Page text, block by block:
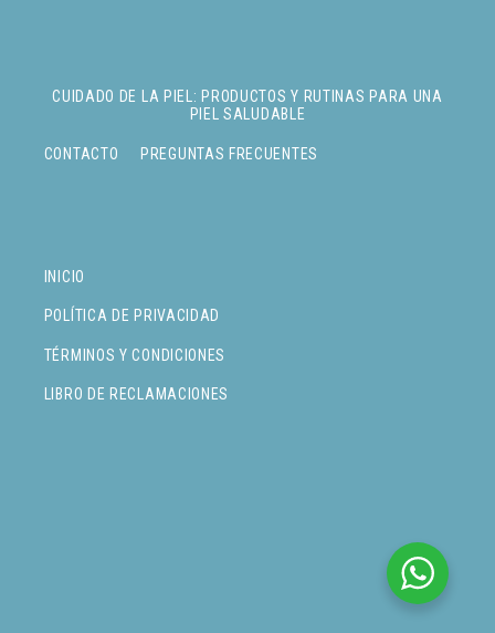
INICIO
POLÍTICA DE PRIVACIDAD
TÉRMINOS Y CONDICIONES
LIBRO DE RECLAMACIONES
CUIDADO DE LA PIEL: PRODUCTOS Y RUTINAS PARA UNA
PIEL SALUDABLE
CONTACTO PREGUNTAS FRECUENTES